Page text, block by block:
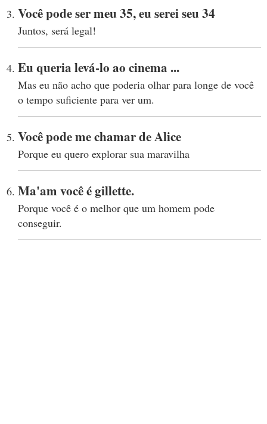
Você pode ser meu 35, eu serei seu 34
Juntos, será legal!
Eu queria levá-lo ao cinema ...
Mas eu não acho que poderia olhar para longe de você
o tempo suficiente para ver um.
Você pode me chamar de Alice
Porque eu quero explorar sua maravilha
Ma'am você é gillette.
Porque você é o melhor que um homem pode
conseguir.